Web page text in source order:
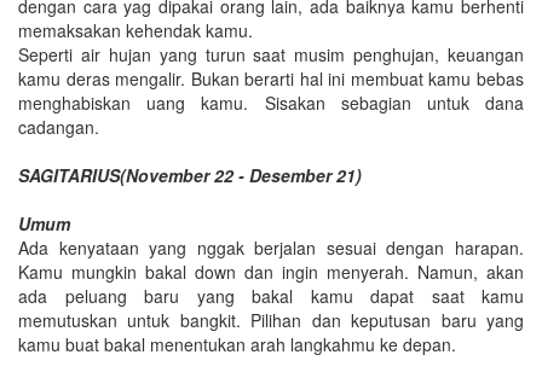
dengan cara yag dipakai orang lain, ada baiknya kamu berhenti
memaksakan kehendak kamu.
Seperti air hujan yang turun saat musim penghujan, keuangan
kamu deras mengalir. Bukan berarti hal ini membuat kamu bebas
menghabiskan uang kamu. Sisakan sebagian untuk dana
cadangan.
SAGITARIUS(November 22 - Desember 21)
Umum
Ada kenyataan yang nggak berjalan sesuai dengan harapan.
Kamu mungkin bakal down dan ingin menyerah. Namun, akan
ada peluang baru yang bakal kamu dapat saat kamu
memutuskan untuk bangkit. Pilihan dan keputusan baru yang
kamu buat bakal menentukan arah langkahmu ke depan.